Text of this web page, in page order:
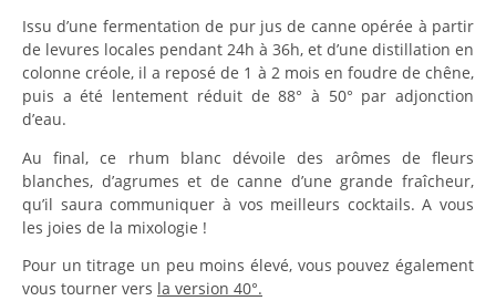
Issu d’une fermentation de pur jus de canne opérée à partir
de levures locales pendant 24h à 36h, et d’une distillation en
colonne créole, il a reposé de 1 à 2 mois en foudre de chêne,
puis a été lentement réduit de 88° à 50° par adjonction
d’eau.
Au final, ce rhum blanc dévoile des arômes de fleurs
blanches, d’agrumes et de canne d’une grande fraîcheur,
qu’il saura communiquer à vos meilleurs cocktails. A vous
les joies de la mixologie !
Pour un titrage un peu moins élevé, vous pouvez également
vous tourner vers la version 40°.